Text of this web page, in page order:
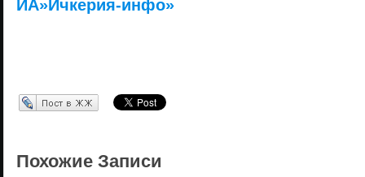
ИА»Ичкерия-инфо»
Перепост в ЖЖ
Похожие Записи